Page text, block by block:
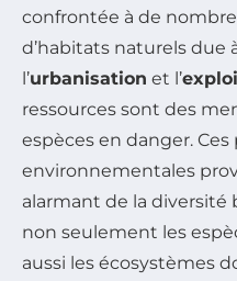
confrontée à de
d’habitats naturels due
l’urbanisation et l’
ressources sont des
espèces en danger. Ces
environnementales
alarmant de la diversité
non seulement les
aussi les écosystèmes